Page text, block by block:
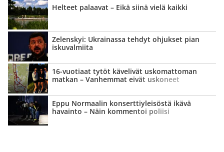
Helteet palaavat – Eikä siinä vielä kaikki
Zelenskyi: Ukrainassa tehdyt ohjukset pian
iskuvalmiita
16-vuotiaat tytöt kävelivät uskomattoman
matkan – Vanhemmat eivät uskoneet
Eppu Normaalin konsertti­yleisöstä ikävä
havainto – Näin kommentoi poliisi